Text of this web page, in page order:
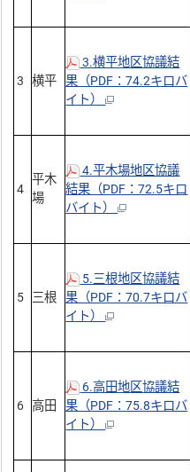
3 横平
3.横平地区協議結
果（PDF：74.2キロバ
イト）
4
平木
場
4.平木場地区協議
結果（PDF：72.5キロ
バイト）
5 三根
5.三根地区協議結
果（PDF：70.7キロバ
イト）
6 高田
6.高田地区協議結
果（PDF：75.8キロバ
イト）